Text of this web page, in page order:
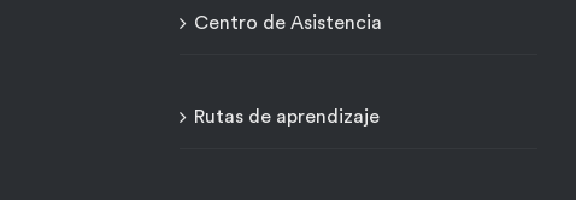
Centro de Asistencia
Rutas de aprendizaje